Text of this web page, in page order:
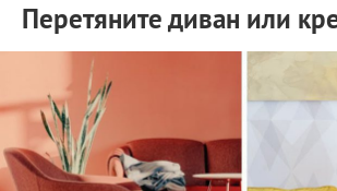
Перетяните диван или